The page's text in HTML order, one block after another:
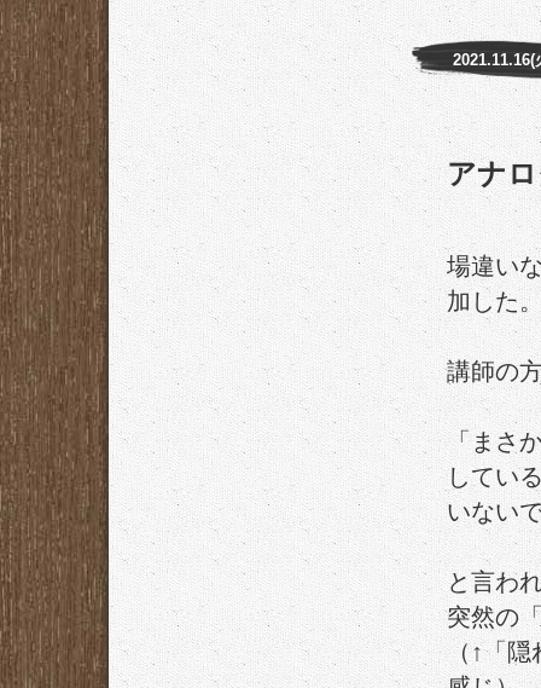
2021.11.16(
アナ
場違い
加した
講師の
「まさ
してい
いない
と言わ
突然の
（↑「